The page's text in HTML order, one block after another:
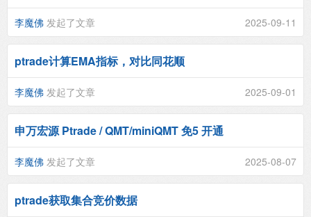
李魔佛 发起了文章 2025-09-11
ptrade计算EMA指标，对比同花顺
李魔佛 发起了文章 2025-09-01
申万宏源 Ptrade / QMT/miniQMT 免5 开通
李魔佛 发起了文章 2025-08-07
ptrade获取集合竞价数据